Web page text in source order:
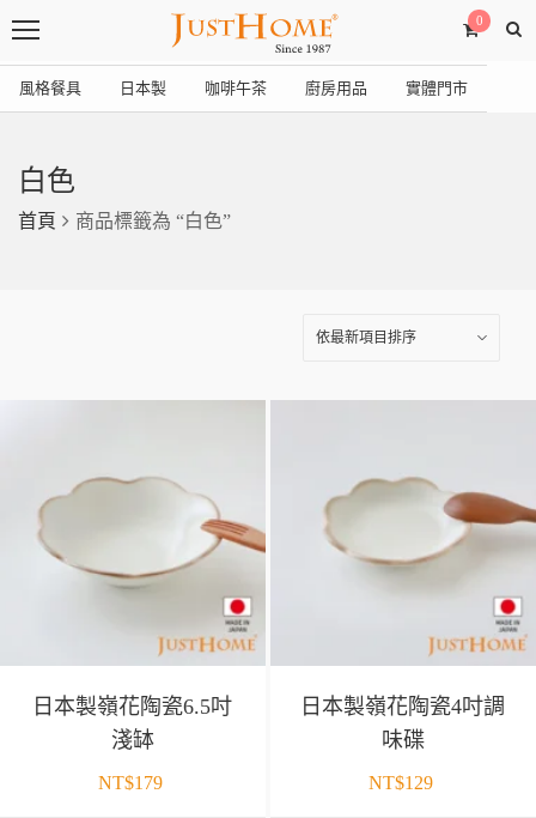
0
風格餐具 日本製 咖啡午茶 廚房用品 實體門市
白色
首頁 商品標籤為 “白色”
日本製嶺花陶瓷6.5吋
淺缽
NT$179
日本製嶺花陶瓷4吋調
味碟
NT$129